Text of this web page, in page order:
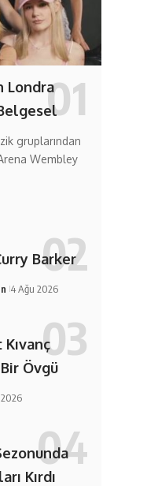
Londra
gruplarından
Wembley
Barker
4 Ağu 2026
Kıvanç
Övgü
Kırdı